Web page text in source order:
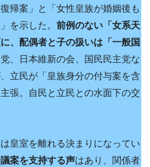
帰案」と「女性皇族が婚姻後も
を示した。 前例のない「女系天
、配偶者と子の扱いは「一般国
、日本維新の会、国民民主党な
立民が「皇族身分の付与案を含
張。自民と立民との水面下の交
皇室を離れる決まりになってい
案を支持する声はあり、関係者